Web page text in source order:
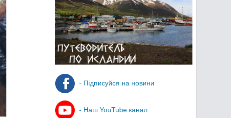
- Підписуйся на новини
- Наш YouTube канал